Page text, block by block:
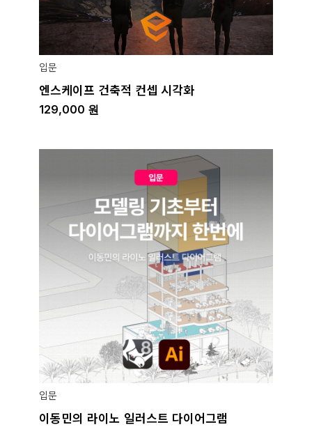
입문
엔스케이프 건축적 컨셉 시각화
129,000 원
입문
이동민의 라이노 일러스트 다이어그램